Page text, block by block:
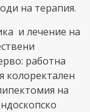
на терапия.
и лечение на
работна
колоректален
на